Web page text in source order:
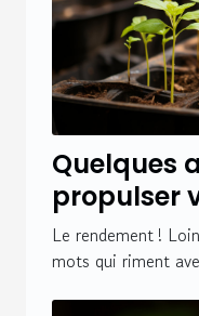
Quelques
propulser
Le rendement !
mots qui riment